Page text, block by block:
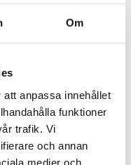
Om
anpassa innehållet
funktioner
trafik. Vi
och annan
medier och
Vad är det då? Jo,
som på olika sätt
sätt att uppmuntra
med det blir
som fungerar